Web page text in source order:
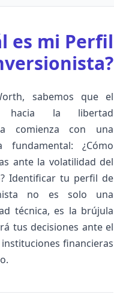
es mi Perfil
sabemos que el
hacia la libertad
comienza con una
fundamental: ¿Cómo
ante la volatilidad del
Identificar tu perfil de
no es solo una
técnica, es la brújula
tus decisiones ante el
instituciones financieras